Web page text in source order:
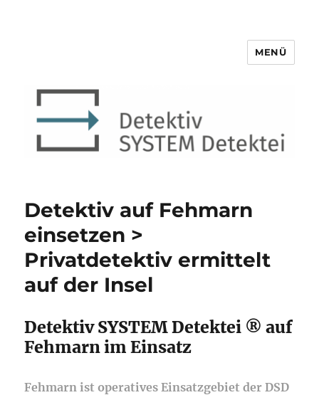
Detektiv SYSTEM Detektei ®
MENÜ
Detektiv auf Fehmarn
einsetzen >
Privatdetektiv ermittelt
auf der Insel
Detektiv SYSTEM Detektei ® auf
Fehmarn im Einsatz
Fehmarn ist operatives Einsatzgebiet der DSD